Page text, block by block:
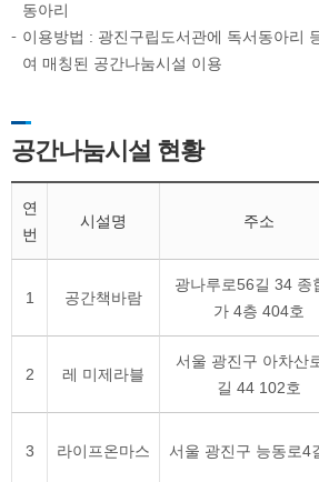
동아리
이용방법 : 광진구립도서관에 독서동아리
여 매칭된 공간나눔시설 이용
공간나눔시설 현황
연
번
시설명 주소
1 공간책바람
광나루로56길 34 종
가 4층 404호
2 레 미제라블
서울 광진구 아차산
길 44 102호
3 라이프온마스 서울 광진구 능동로4